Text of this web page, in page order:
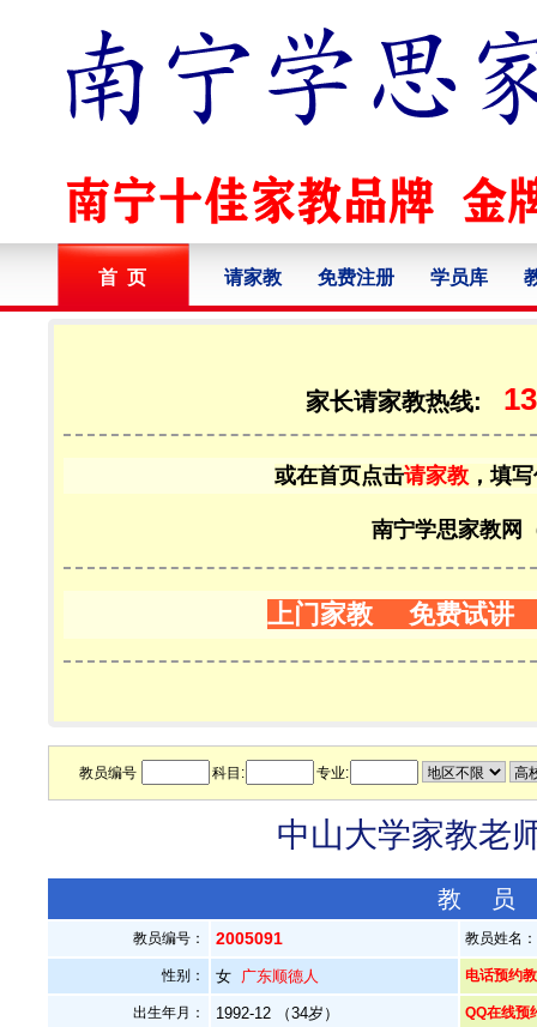
首 页 请家教 免费注册 学员库
家长请家教热线:
或在首页点击请家教 ，填
南宁学思家教网
上门家教 免费试讲
教员编号 科目: 专业:
中山大学家教老
教
教员编号： 2005091 教员姓名
性别： 女 广东顺德人 电话预约
出生年月： 1992-12 （34岁） QQ在线预